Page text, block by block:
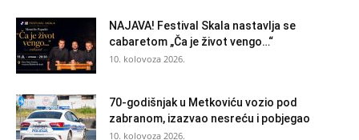
NAJAVA! Festival Skala nastavlja se
cabaretom „Ča je život vengo…“
10. kolovoza 2026.
70-godišnjak u Metkoviću vozio pod
zabranom, izazvao nesreću i pobjegao
10. kolovoza 2026.